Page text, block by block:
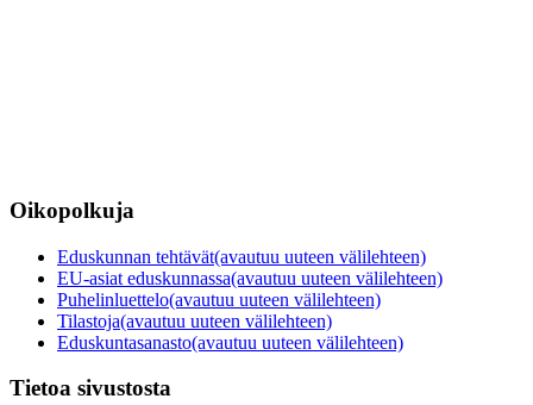
Oikopolkuja
Eduskunnan tehtävät(avautuu uuteen välilehteen)
EU-asiat eduskunnassa(avautuu uuteen välilehteen)
Puhelinluettelo(avautuu uuteen välilehteen)
Tilastoja(avautuu uuteen välilehteen)
Eduskuntasanasto(avautuu uuteen välilehteen)
Tietoa sivustosta